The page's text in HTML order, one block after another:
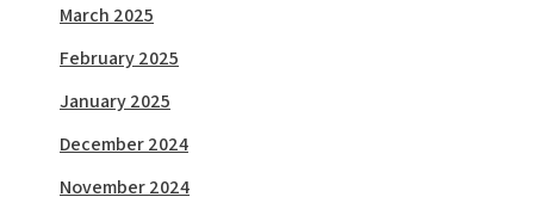
March 2025
February 2025
January 2025
December 2024
November 2024